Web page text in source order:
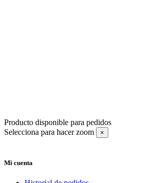
Producto disponible para pedidos
Selecciona para hacer zoom
×
Mi cuenta